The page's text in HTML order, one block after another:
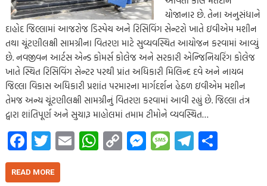
યોજાનાર છે. તેના અનુસંધાને
દાહોદ જિલ્લામાં આજરોજ ડિસ્પેચ અને રિસિવિંગ સેન્ટરો ખાતે ઇવીએમ મશીન
તથા ચૂંટણીલક્ષી સામગ્રીના વિતરણ માટે સુવ્યવસ્થિત આયોજન કરવામાં આવ્યું
છે. નવજીવન આર્ટસ એન્ડ કોમર્સ કોલેજ અને સરકારી એન્જિનિયરિંગ કોલેજ
ખાતે સ્થિત રિસિવિંગ સેન્ટર પરથી પ્રાંત અધિકારી મિલિન્દ દવે અને નાયબ
જિલ્લા વિકાસ અધિકારી પ્રશાંત પરમારના માર્ગદર્શન હેઠળ ઇવીએમ મશીન
તેમજ અન્ય ચૂંટણીલક્ષી સામગ્રીનું વિતરણ કરવામાં આવી રહ્યું છે. જિલ્લા તંત્ર
દ્વારા શાંતિપૂર્ણ અને સુચારૂ માહોલમાં તમામ ટીમોને વ્યવસ્થિત…
Fa
ce
b
T
wi
tt
E
m
W
h
C
o
M
es
M
es
Te
le
READ MORE